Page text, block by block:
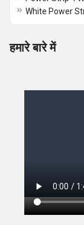
हमारे बारे में